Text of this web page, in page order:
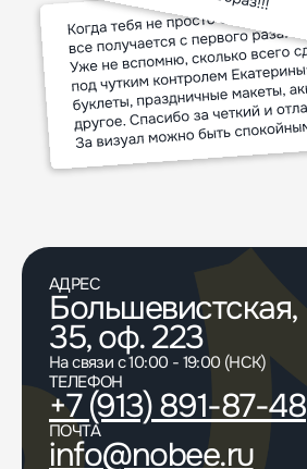
АДРЕС
Большевистская,
35, оф. 223
На связи с 10:00 - 19:00 (НСК)
ТЕЛЕФОН
+7 (913) 891-87-48
ПОЧТА
info@nobee.ru